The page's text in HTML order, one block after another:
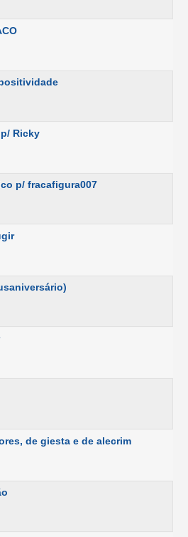
Ricky
p/ fracafigura007
de giesta e de alecrim